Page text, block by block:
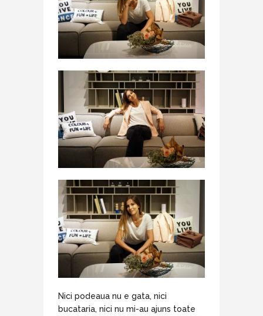
Nici podeaua nu e gata, nici
bucataria, nici nu mi-au ajuns toate